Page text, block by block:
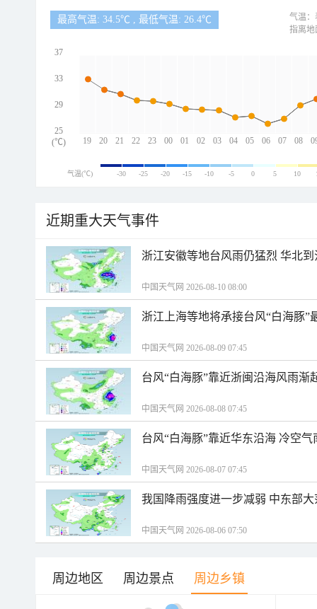
最高气温: 34.5℃ , 最低气温: 26.4℃
19 20 21 22 23 00 01 02 03 04 05 06 07 08
37
33
29
25
(℃)
气温：
指离地
气温(℃) -30 -25 -20 -15 -10 -5 0 5 10
近期重大天气事件
浙江安徽等地台风雨仍猛烈 华北
中国天气网 2026-08-10 08:00
浙江上海等地将承接台风“白海豚”
中国天气网 2026-08-09 07:45
台风“白海豚”靠近浙闽沿海风雨渐
中国天气网 2026-08-08 07:45
台风“白海豚”靠近华东沿海 冷空
中国天气网 2026-08-07 07:45
我国降雨强度进一步减弱 中东部
中国天气网 2026-08-06 07:50
周边地区 周边景点 周边乡镇